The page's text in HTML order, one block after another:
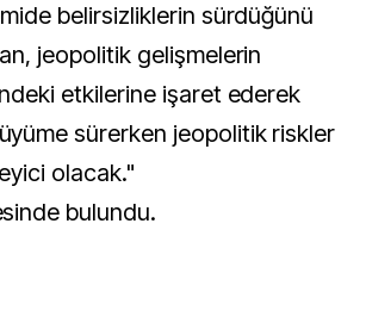
belirsizliklerin sürdüğünü
jeopolitik gelişmelerin
etkilerine işaret ederek
sürerken jeopolitik riskler
olacak."
bulundu.